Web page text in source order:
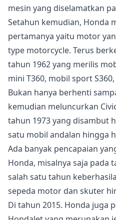
mesin yang diselamatkan
Setahun kemudian, Honda
pertamanya yaitu motor
type motorcycle. Terus
tahun 1962 yang merilis
mini T360, mobil sport
Bukan hanya berhenti
kemudian meluncurkan
tahun 1973 yang disambut
satu mobil andalan hingga
Ada banyak pencapaian
Honda, misalnya saja pada
salah satu tahun
sepeda motor dan skuter
Di tahun 2015. Honda juga